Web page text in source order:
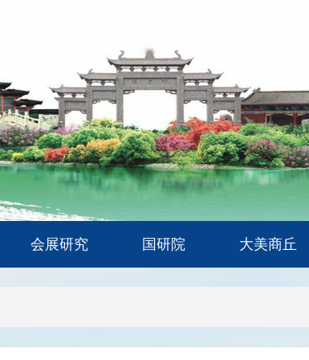
会展研究 国研院 大美商丘